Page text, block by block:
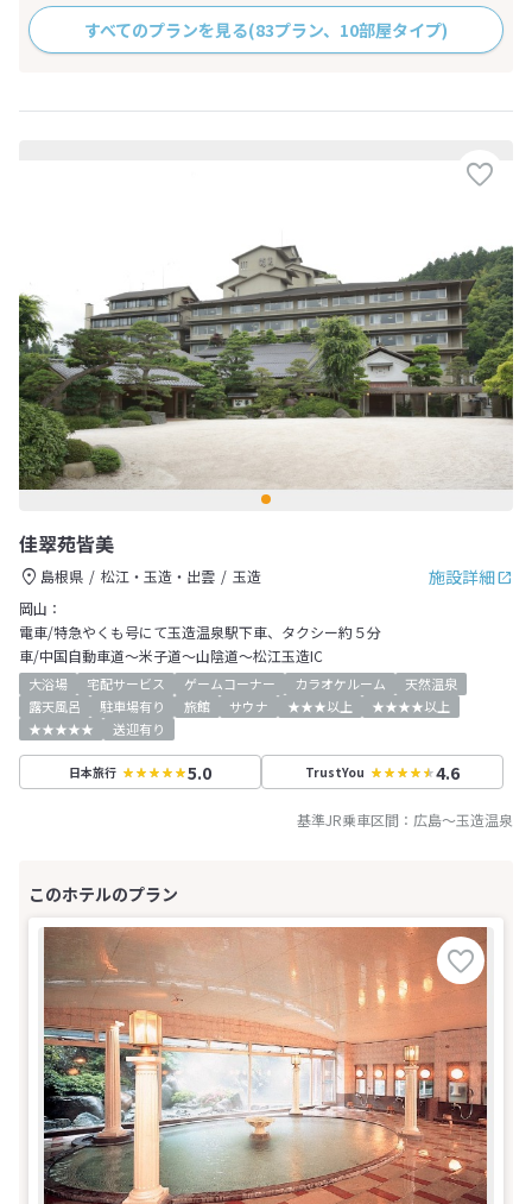
すべてのプランを見る(83プラン、10部屋タイプ)
佳翠苑皆美
施設詳細
島根県 松江・玉造・出雲
玉造
岡山：
電車/特急やくも号にて玉造温泉駅下車、タクシー約５分
車/中国自動車道～米子道～山陰道～松江玉造IC
大浴場 宅配サービス ゲームコーナー カラオケルーム
天然温泉
露天風呂
駐車場有り 旅館 サウナ ★★★以上
★★★★以上
★★★★★
送迎有り
日本旅行 5.0 TrustYou 4.6
基準JR乗車区間： 広島～玉造温泉